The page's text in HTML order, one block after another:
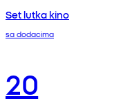
Set lutka kino
sa dodacima
20